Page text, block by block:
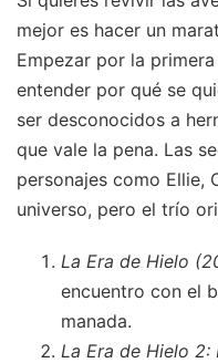
mejor es hacer un
Empezar por la
entender por qué se
ser desconocidos a
que vale la pena. Las
personajes como Ellie,
universo, pero el trío
La Era de Hielo
encuentro con el
manada.
La Era de Hielo